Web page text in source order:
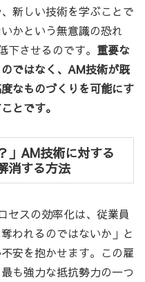
新しい技術を学ぶことで
かという無意識の恐れ
させるのです。 重要な
ではなく、AM技術が既
なものづくりを可能にす
とです。
」AM技術に対する
消する方法
セスの効率化は、従業員
われるのではないか」と
安を抱かせます。この雇
も強力な抵抗勢力の一つ